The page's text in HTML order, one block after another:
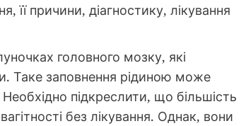
її причини, діагностику, лікування
головного мозку, які
Таке заповнення рідиною може
підкреслити, що більшість
без лікування. Однак, вони